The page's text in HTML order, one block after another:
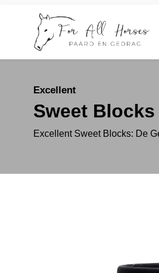
Excellent
Sweet Blocks
Excellent Sweet Blocks: De